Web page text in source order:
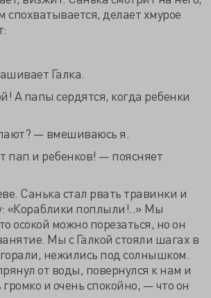
спохватывается, делает хмурое
Галка.
А папы сердятся, когда ребенки
— вмешиваюсь я.
и ребенков! — поясняет
Санька стал рвать травинки и
«Кораблики поплыли!..» Мы
осокой можно порезаться, но он
Мы с Галкой стояли шагах в
нежились под солнышком.
от воды, повернулся к нам и
и очень спокойно, — что он